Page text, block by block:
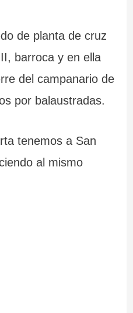
de planta de cruz
barroca y en ella
del campanario de
por balaustradas.
tenemos a San
al mismo